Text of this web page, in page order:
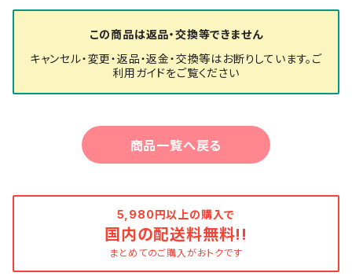
この商品は返品・交換等できません
キャンセル・変更・返品・返金・交換等はお断りしています。ご
利用ガイドをご覧ください
商品一覧へ戻る
5,980円以上の購入で
国内の配送料無料!!
まとめてのご購入がおトクです